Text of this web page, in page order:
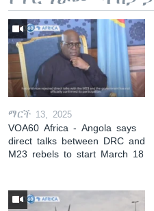
ማርች 13, 2025
VOA60 Africa - Angola says
direct talks between DRC and
M23 rebels to start March 18